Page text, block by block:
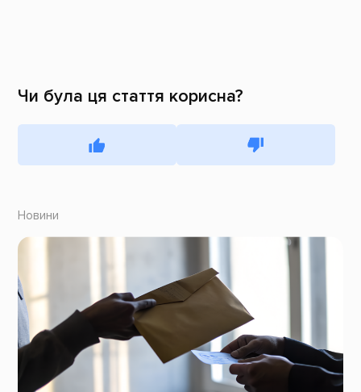
Чи була ця стаття корисна?
Новини